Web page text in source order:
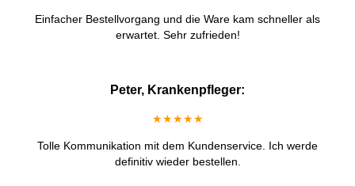
Einfacher Bestellvorgang und die Ware kam schneller als
erwartet. Sehr zufrieden!
Peter, Krankenpfleger:
★★★★★
Tolle Kommunikation mit dem Kundenservice. Ich werde
definitiv wieder bestellen.